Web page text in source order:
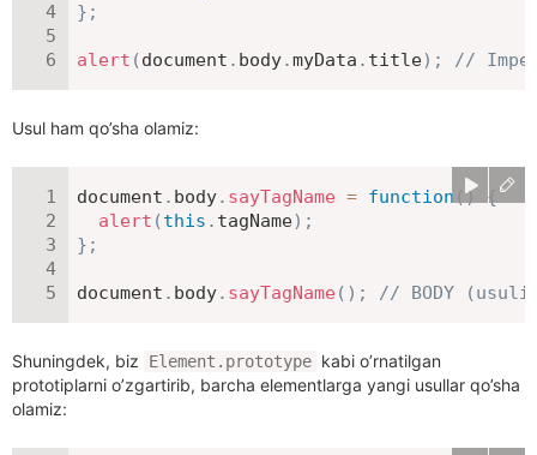
} ;
alert (document . body.myData . title) ; //
Usul ham qo’sha olamiz:
document . body. sayTagName = function ()
{
alert (this . tagName) ;
} ;
document . body. sayTagName ( ) ; // BODY
Shuningdek, biz Element.prototype kabi o’rnatilgan
prototiplarni o’zgartirib, barcha elementlarga yangi usullar qo’sha
olamiz: